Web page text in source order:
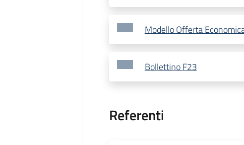
Modello Offerta
Bollettino F23
Referenti